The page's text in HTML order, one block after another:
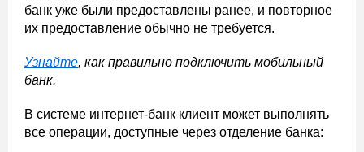
банк уже были предоставлены ранее, и повторное
их предоставление обычно не требуется.
Узнайте, как правильно подключить мобильный
банк.
В системе интернет-банк клиент может выполнять
все операции, доступные через отделение банка: